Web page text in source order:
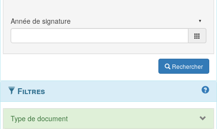
Rechercher
Filtres
Type de document